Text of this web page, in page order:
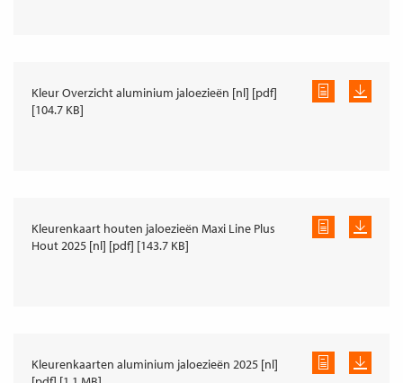
Kleur Overzicht aluminium jaloezieën [nl] [pdf]
[104.7 KB]
Kleurenkaart houten jaloezieën Maxi Line Plus
Hout 2025 [nl] [pdf] [143.7 KB]
Kleurenkaarten aluminium jaloezieën 2025 [nl]